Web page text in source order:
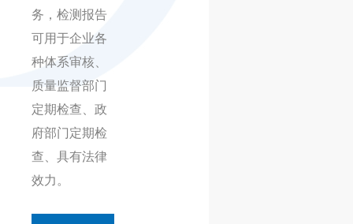
务，检测报告
可用于企业各
种体系审核、
质量监督部门
定期检查、政
府部门定期检
查、具有法律
效力。